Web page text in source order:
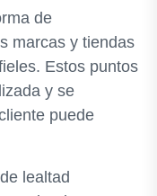
de
marcas y tiendas
Estos puntos
y se
puede
lealtad